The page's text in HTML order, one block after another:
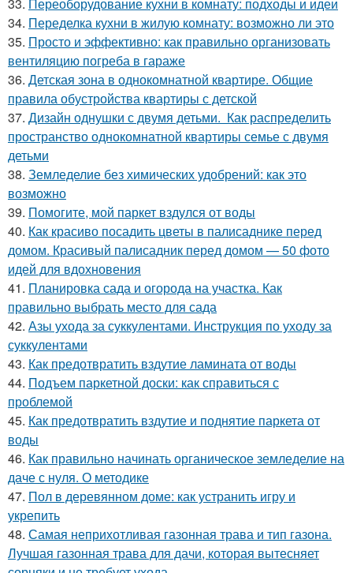
34. Переделка кухни в жилую комнату: возможно ли это
35. Просто и эффективно: как правильно организовать
вентиляцию погреба в гараже
36. Детская зона в однокомнатной квартире. Общие
правила обустройства квартиры с детской
37. Дизайн однушки с двумя детьми. Как распределить
пространство однокомнатной квартиры семье с двумя
детьми
38. Земледелие без химических удобрений: как это
возможно
39. Помогите, мой паркет вздулся от воды
40. Как красиво посадить цветы в палисаднике перед
домом. Красивый палисадник перед домом — 50 фото
идей для вдохновения
41. Планировка сада и огорода на участка. Как
правильно выбрать место для сада
42. Азы ухода за суккулентами. Инструкция по уходу за
суккулентами
43. Как предотвратить вздутие ламината от воды
44. Подъем паркетной доски: как справиться с
проблемой
45. Как предотвратить вздутие и поднятие паркета от
воды
46. Как правильно начинать органическое земледелие на
даче с нуля. О методике
47. Пол в деревянном доме: как устранить игру и
укрепить
48. Самая неприхотливая газонная трава и тип газона.
Лучшая газонная трава для дачи, которая вытесняет